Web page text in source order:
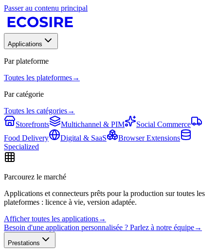
Passer au contenu principal
Applications
Par plateforme
Toutes les plateformes→
Par catégorie
Toutes les catégories→
Storefronts
Multichannel & PIM
Social Commerce
Food Delivery
Digital & SaaS
Browser Extensions
Specialized
Parcourez le marché
Applications et connecteurs prêts pour la production sur toutes les
plateformes : licence à vie, version adaptée.
Afficher toutes les applications→
Besoin d'une application personnalisée ? Parlez à notre équipe→
Prestations